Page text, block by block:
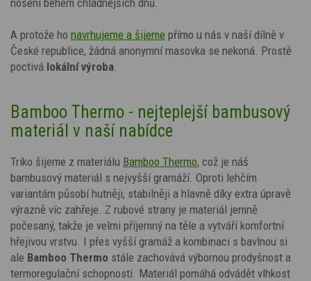
A protože ho navrhujeme a šijeme přímo u nás v naší dílně v
České republice, žádná anonymní masovka se nekoná. Prostě
poctivá lokální výroba
Bamboo Thermo - nejteplejší bambusový
materiál v naší nabídce
Triko šijeme z materiálu Bamboo Thermo, což je náš
bambusový materiál s nejvyšší gramáží. Oproti lehčím
variantám působí hutněji, stabilněji a hlavně díky extra úpravě
výrazně víc zahřeje. Z rubové strany je materiál jemně
počesaný, takže je velmi příjemný na těle a vytváří komfortní
hřejivou vrstvu. I přes vyšší gramáž a kombinaci s bavlnou si
ale Bamboo Thermo stále zachovává výbornou prodyšnost a
termoregulační schopnosti. Materiál pomáhá odvádět vlhkost